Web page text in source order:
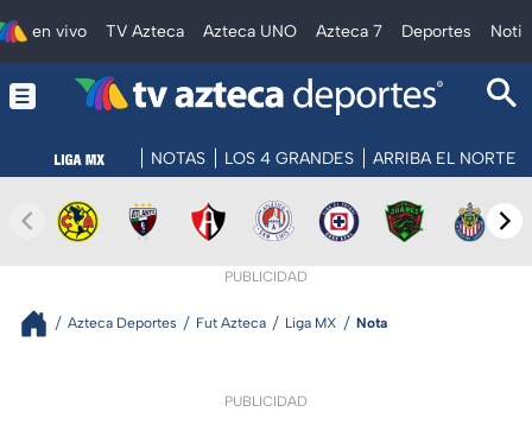
en vivo TV Azteca Azteca UNO Azteca 7 Deportes
NOTAS LOS 4 GRANDES ARRIBA EL NORTE
PUBLICIDAD
Azteca Deportes Fut Azteca Liga MX Nota
PUBLICIDAD